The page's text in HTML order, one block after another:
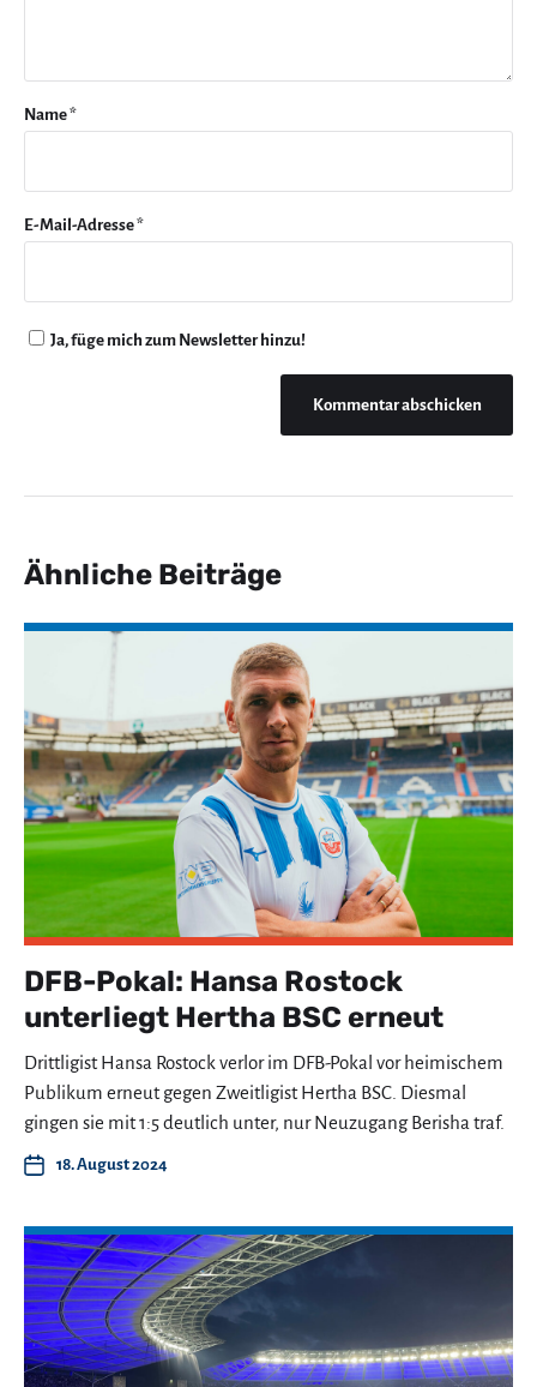
Name*
E-Mail-Adresse*
Ja, füge mich zum Newsletter hinzu!
Ähnliche Beiträge
DFB-Pokal: Hansa Rostock
unterliegt Hertha BSC erneut
Drittligist Hansa Rostock verlor im DFB-Pokal vor heimischem
Publikum erneut gegen Zweitligist Hertha BSC. Diesmal
gingen sie mit 1:5 deutlich unter, nur Neuzugang Berisha traf.
18. August 2024